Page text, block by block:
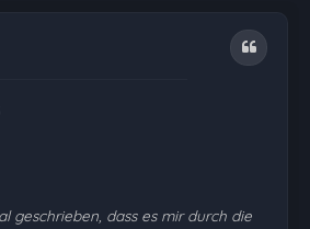
Zitat
geschrieben, dass es mir durch die